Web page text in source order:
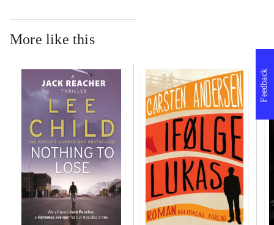
More like this
Feedback